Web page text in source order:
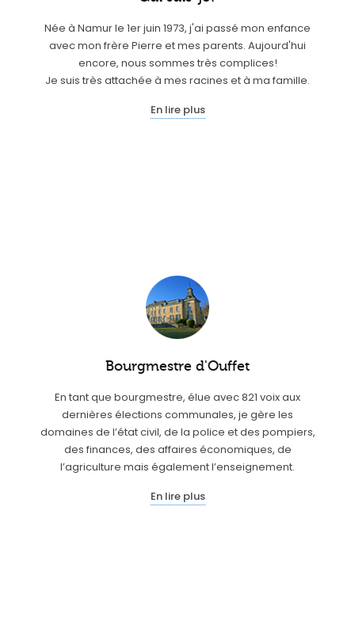
Née à Namur le 1er juin 1973, j'ai passé mon enfance
avec mon frère Pierre et mes parents. Aujourd'hui
encore, nous sommes très complices!
Je suis très attachée à mes racines et à ma famille.
En lire plus
Bourgmestre d'Ouffet
En tant que bourgmestre, élue avec 821 voix aux
dernières élections communales, je gère les
domaines de l’état civil, de la police et des pompiers,
des finances, des affaires économiques, de
l’agriculture mais également l’enseignement.
En lire plus